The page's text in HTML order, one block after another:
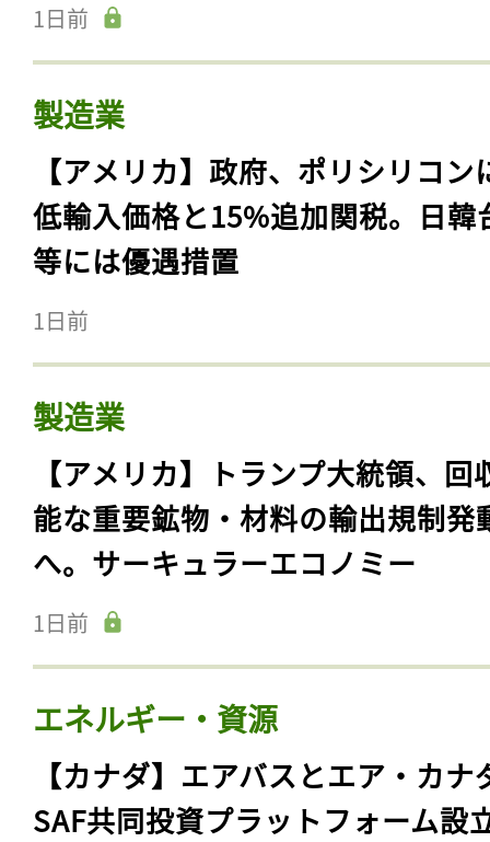
1日前
製造業
【アメリカ】政府、ポリシリコン
低輸入価格と15%追加関税。日韓
等には優遇措置
1日前
製造業
【アメリカ】トランプ大統領、回
能な重要鉱物・材料の輸出規制発
へ。サーキュラーエコノミー
1日前
エネルギー・資源
【カナダ】エアバスとエア・カナ
SAF共同投資プラットフォーム設